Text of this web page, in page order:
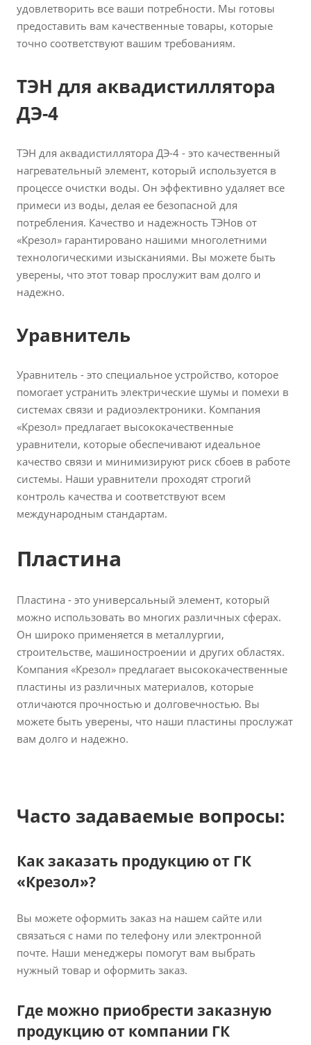
удовлетворить все ваши потребности. Мы готовы
предоставить вам качественные товары, которые
точно соответствуют вашим требованиям.
ТЭН для аквадистиллятора
ДЭ-4
ТЭН для аквадистиллятора ДЭ-4 - это качественный
нагревательный элемент, который используется в
процессе очистки воды. Он эффективно удаляет все
примеси из воды, делая ее безопасной для
потребления. Качество и надежность ТЭНов от
«Крезол» гарантировано нашими многолетними
технологическими изысканиями. Вы можете быть
уверены, что этот товар прослужит вам долго и
надежно.
Уравнитель
Уравнитель - это специальное устройство, которое
помогает устранить электрические шумы и помехи в
системах связи и радиоэлектроники. Компания
«Крезол» предлагает высококачественные
уравнители, которые обеспечивают идеальное
качество связи и минимизируют риск сбоев в работе
системы. Наши уравнители проходят строгий
контроль качества и соответствуют всем
международным стандартам.
Пластина
Пластина - это универсальный элемент, который
можно использовать во многих различных сферах.
Он широко применяется в металлургии,
строительстве, машиностроении и других областях.
Компания «Крезол» предлагает высококачественные
пластины из различных материалов, которые
отличаются прочностью и долговечностью. Вы
можете быть уверены, что наши пластины прослужат
вам долго и надежно.
Часто задаваемые вопросы:
Как заказать продукцию от ГК
«Крезол»?
Вы можете оформить заказ на нашем сайте или
связаться с нами по телефону или электронной
почте. Наши менеджеры помогут вам выбрать
нужный товар и оформить заказ.
Где можно приобрести заказную
продукцию от компании ГК